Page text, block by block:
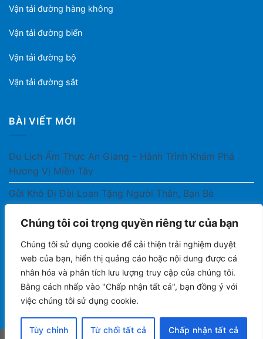
Chúng tôi coi trọng quyền riêng tư của bạn
Chúng tôi sử dụng cookie để cải thiện trải nghiệm duyệt
web của bạn, hiển thị quảng cáo hoặc nội dung được cá
nhân hóa và phân tích lưu lượng truy cập của chúng tôi.
Bằng cách nhấp vào "Chấp nhận tất cả", bạn đồng ý với
việc chúng tôi sử dụng cookie.
Tùy chỉnh Từ chối tất cả Chấp nhận tất cả
Vận tải đường hàng không
Vận tải đường biển
Vận tải đường bộ
Vận tải đường sắt
BÀI VIẾT MỚI
Du Lịch Ẩm Thực An Giang – Hành Trình Khám Phá
Hương Vị Miền Tây
Gửi Khô Đi Đài Loan Tặng Người Thân, Bạn Bè
Gửi Thuốc Cho Người Thân Ở Nước Ngoài Có Được
Không?
Gửi Công Văn, Tài Liệu Hỏa Tốc Từ Nam Ra Bắc
Gửi Cà Phê Đóng Gói Sang Áo Có Được Không?